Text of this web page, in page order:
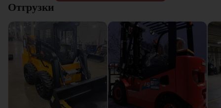
Отгрузки